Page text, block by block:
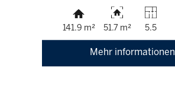
141.9 m² 51.7 m² 5.5
Mehr informationen